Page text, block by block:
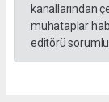
kanallarından
muhataplar
editörü sorumlu